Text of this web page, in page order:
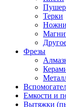
Терки
Фрезы
Емкости и
Вытяжки